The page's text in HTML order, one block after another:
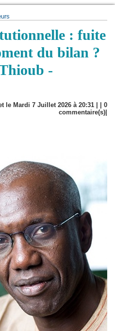
: fuite
du bilan ?
-
le Mardi 7 Juillet 2026 à 20:31 | | 0
commentaire(s)|